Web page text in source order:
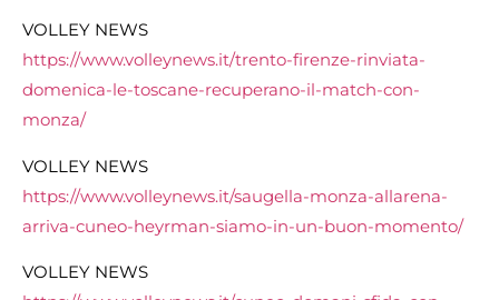
VOLLEY NEWS
https://www.volleynews.it/trento-firenze-rinviata-
domenica-le-toscane-recuperano-il-match-con-
monza/
VOLLEY NEWS
https://www.volleynews.it/saugella-monza-allarena-
arriva-cuneo-heyrman-siamo-in-un-buon-momento/
VOLLEY NEWS